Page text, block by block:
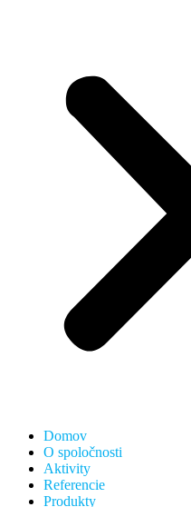
Domov
O spoločnosti
Aktivity
Referencie
Produkty